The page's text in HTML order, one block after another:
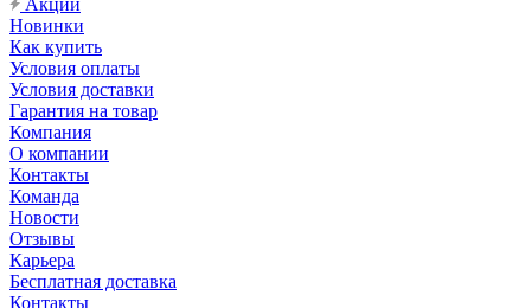
Акции
Новинки
Как купить
Условия оплаты
Условия доставки
Гарантия на товар
Компания
О компании
Контакты
Команда
Новости
Отзывы
Карьера
Бесплатная доставка
Контакты